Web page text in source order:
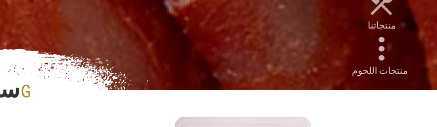
منتجاتنا
منتجات اللحوم
80G